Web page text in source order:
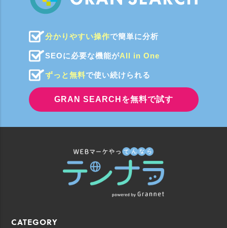
分かりやすい操作で簡単に分析
SEOに必要な機能がAll in One
ずっと無料で使い続けられる
GRAN SEARCHを無料で試す
CATEGORY